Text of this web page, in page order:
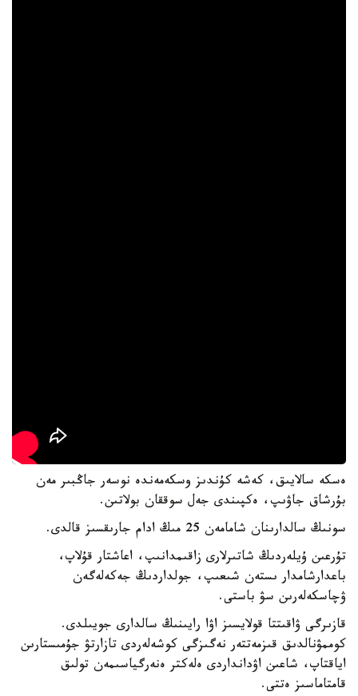
ەسكە سالايىق، كەشە كۇندىز وسكەمەندە نوسەر جاڭبىر مەن
بۇرشاق جاۋىپ، ەكپىندى جەل سوققان بولاتىن.
سونىڭ سالدارىنان شامامەن 25 مىڭ ادام جارىقسىز قالدى.
تۇرعىن ۇيلەردىڭ شاتىرلارى زاقىمدانىپ، اعاشتار قۇلاپ،
باعدارشامدار ىستەن شىعىپ، جولداردىڭ جەكەلەگەن
ۋچاسكەلەرىن سۋ باستى.
قازىرگى ۋاقىتتا قولايسىز اۋا رايىنىڭ سالدارى جويىلدى.
كوممۋنالدىق قىزمەتتەر نەگىزگى كوشەلەردى تازارتۋ جۇمىستارىن
اياقتاپ، شاعىن اۋدانداردى ەلەكتر ەنەرگياسىمەن تولىق
قامتاماسىز ەتتى.